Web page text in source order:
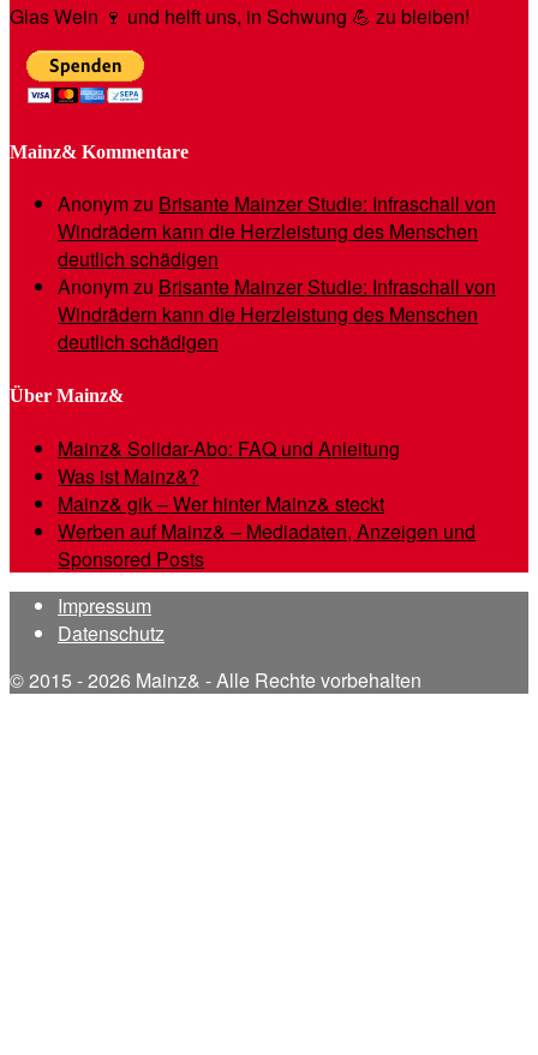
Glas Wein 🍷 und helft uns, in Schwung 💪 zu bleiben!
Mainz& Kommentare
Anonymzu Brisante Mainzer Studie: Infraschall von
Windrädern kann die Herzleistung des Menschen
deutlich schädigen
Anonymzu Brisante Mainzer Studie: Infraschall von
Windrädern kann die Herzleistung des Menschen
deutlich schädigen
Über Mainz&
Mainz& Solidar-Abo: FAQ und Anleitung
Was ist Mainz&?
Mainz& gik – Wer hinter Mainz& steckt
Werben auf Mainz& – Mediadaten, Anzeigen und
Sponsored Posts
Impressum
Datenschutz
© 2015 - 2026 Mainz& - Alle Rechte vorbehalten